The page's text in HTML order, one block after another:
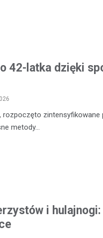
42-latka dzięki
rozpoczęto zintensyfikowane
metody…
i